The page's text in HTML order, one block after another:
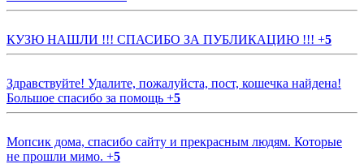
КУЗЮ НАШЛИ !!! СПАСИБО ЗА ПУБЛИКАЦИЮ !!! +5
Здравствуйте! Удалите, пожалуйста, пост, кошечка найдена!
Большое спасибо за помощь +5
Мопсик дома, спасибо сайту и прекрасным людям. Которые
не прошли мимо. +5